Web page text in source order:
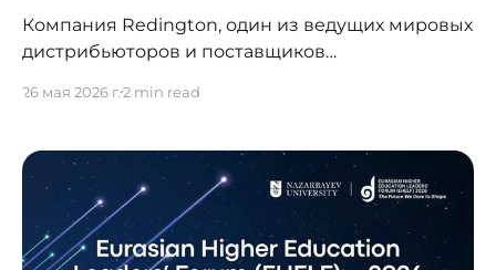
Компания Redington, один из ведущих мировых
дистрибьюторов и поставщиков
участия в GITEX Kazakhstan 2026, впервые
объединило быстро развивающуюся
технологическую экосистему Центральной
Азии и Кавказа и стало важной площадкой для
новых партнерств и возможностей роста в
сферах искусственного интеллекта, данных,
26 мая 2026 г.2 min read